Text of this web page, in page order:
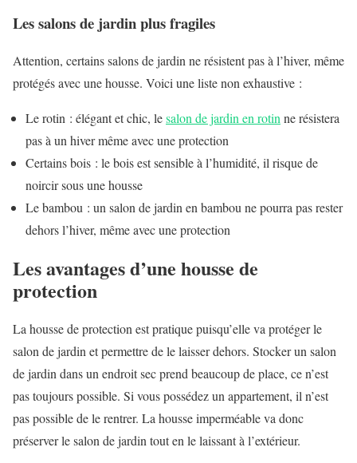
Les salons de jardin plus fragiles
Attention, certains salons de jardin ne résistent pas à l’hiver, même
protégés avec une housse. Voici une liste non exhaustive :
Le rotin : élégant et chic, lesalon de jardin en rotin ne résistera
pas à un hiver même avec une protection
Certains bois : le bois est sensible à l’humidité, il risque de
noircir sous une housse
Le bambou : un salon de jardin en bambou ne pourra pas rester
dehors l’hiver, même avec une protection
Les avantages d’une housse de
protection
La housse de protection est pratique puisqu’elle va protéger le
salon de jardin et permettre de le laisser dehors. Stocker un salon
de jardin dans un endroit sec prend beaucoup de place, ce n’est
pas toujours possible. Si vous possédez un appartement, il n’est
pas possible de le rentrer. La housse imperméable va donc
préserver le salon de jardin tout en le laissant à l’extérieur.